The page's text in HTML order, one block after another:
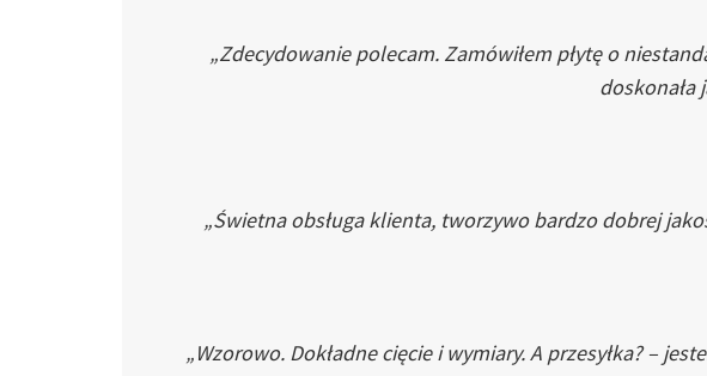
„Zdecydowanie polecam. Zamówiłem płytę o
doskonała
„Świetna obsługa klienta, tworzywo bardzo dobrej
„Wzorowo. Dokładne cięcie i wymiary. A przesyłka? –